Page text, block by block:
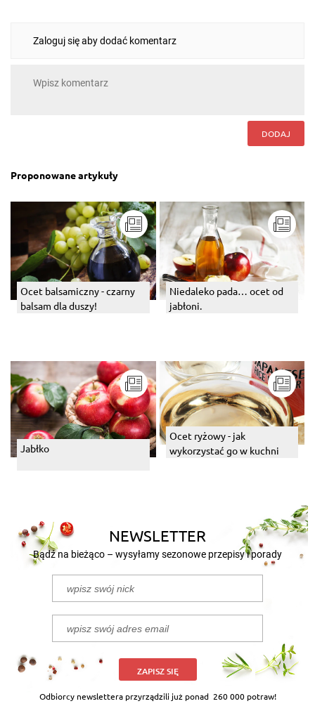
Zaloguj się aby dodać komentarz
DODAJ
Proponowane artykuły
Ocet balsamiczny - czarny
balsam dla duszy!
Niedaleko pada… ocet od
jabłoni.
Jabłko
Ocet ryżowy - jak
wykorzystać go w kuchni
NEWSLETTER
Bądź na bieżąco – wysyłamy sezonowe przepisy i porady
ZAPISZ SIĘ
Odbiorcy newslettera przyrządzili już ponad 260 000 potraw!